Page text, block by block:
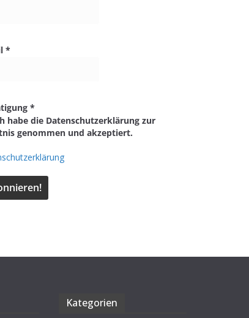
*
*
habe die Datenschutzerklärung zur
genommen und akzeptiert.
Kate­go­rien